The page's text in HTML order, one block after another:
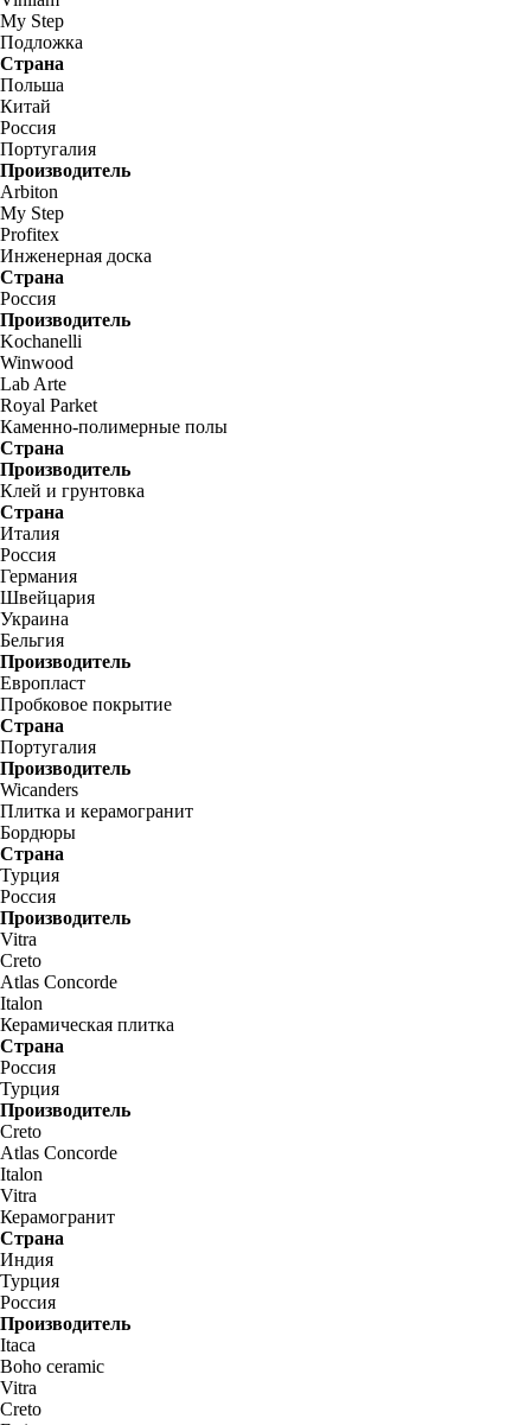
My Step
Подложка
Страна
Польша
Китай
Россия
Португалия
Производитель
Arbiton
My Step
Profitex
Инженерная доска
Страна
Россия
Производитель
Kochanelli
Winwood
Lab Arte
Royal Parket
Каменно-полимерные полы
Страна
Производитель
Клей и грунтовка
Страна
Италия
Россия
Германия
Швейцария
Украина
Бельгия
Производитель
Европласт
Пробковое покрытие
Страна
Португалия
Производитель
Wicanders
Плитка и керамогранит
Бордюры
Страна
Турция
Россия
Производитель
Vitra
Creto
Atlas Concorde
Italon
Керамическая плитка
Страна
Россия
Турция
Производитель
Creto
Atlas Concorde
Italon
Vitra
Керамогранит
Страна
Индия
Турция
Россия
Производитель
Itaca
Boho ceramic
Vitra
Creto